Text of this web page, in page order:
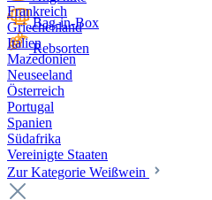
Bag-in-Box
Rebsorten
Frankreich
Griechenland
Italien
Mazedonien
Neuseeland
Österreich
Portugal
Spanien
Südafrika
Vereinigte Staaten
Zur Kategorie Weißwein